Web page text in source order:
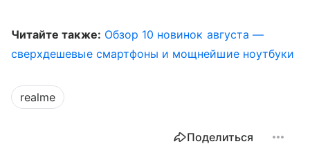
Читайте также: Обзор 10 новинок августа —
сверхдешевые смартфоны и мощнейшие ноутбуки
realme
Поделиться